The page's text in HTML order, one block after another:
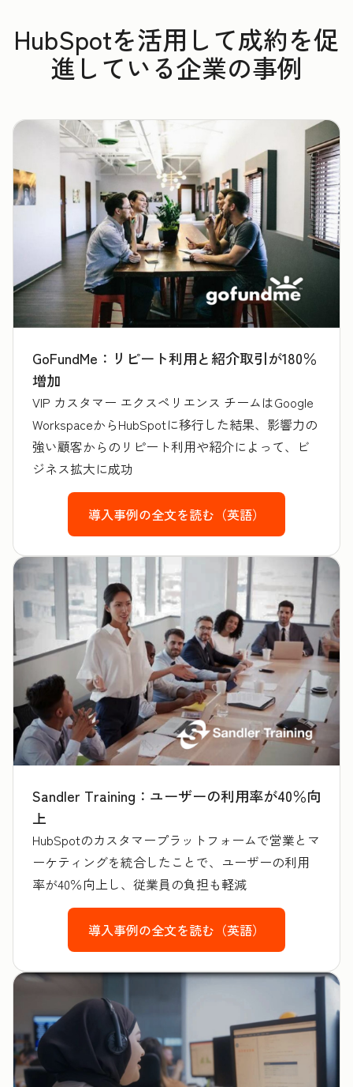
HubSpotを活用して成約を促
進している企業の事例
GoFundMe：リピート利用と紹介取引が180％
増加
VIP カスタマー エクスペリエンス チームはGoogle
WorkspaceからHubSpotに移行した結果、影響力の
強い顧客からのリピート利用や紹介によって、ビ
ジネス拡大に成功
導入事例の全文を読む（英語）
Sandler Training：ユーザーの利用率が40％向
上
HubSpotのカスタマープラットフォームで営業とマ
ーケティングを統合したことで、ユーザーの利用
率が40％向上し、従業員の負担も軽減
導入事例の全文を読む（英語）